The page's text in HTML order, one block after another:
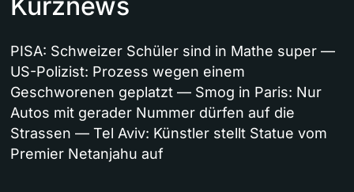
Kurznews
PISA: Schweizer Schüler sind in Mathe super —
US-Polizist: Prozess wegen einem
Geschworenen geplatzt — Smog in Paris: Nur
Autos mit gerader Nummer dürfen auf die
Strassen — Tel Aviv: Künstler stellt Statue vom
Premier Netanjahu auf